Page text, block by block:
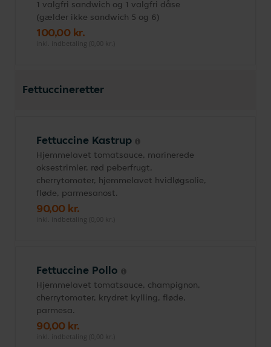
1 valgfri sandwich og 1 valgfri dåse
(gælder ikke sandwich 5 og 6)
100,00 kr.
inkl. indbetaling (0,00 kr.)
Fettuccineretter
Fettuccine Kastrup
Hjemmelavet tomatsauce, marinerede
oksestrimler, rød peberfrugt,
cherrytomater, hjemmelavet hvidløgsolie,
fløde, parmesanost.
90,00 kr.
inkl. indbetaling (0,00 kr.)
Fettuccine Pollo
Hjemmelavet tomatsauce, champignon,
cherrytomater, krydret kylling, fløde,
parmesa.
90,00 kr.
inkl. indbetaling (0,00 kr.)